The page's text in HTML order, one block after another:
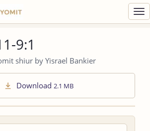
9:1
shiur by Yisrael Bankier
Download 2.1 MB